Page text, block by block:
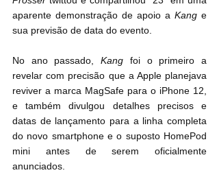
aparente demonstração de apoio a Kang e
sua previsão de data do evento.
No ano passado, Kang foi o primeiro a
revelar com precisão que a Apple planejava
reviver a marca MagSafe para o iPhone 12,
e também divulgou detalhes precisos e
datas de lançamento para a linha completa
do novo smartphone e o suposto HomePod
mini antes de serem oficialmente
anunciados.